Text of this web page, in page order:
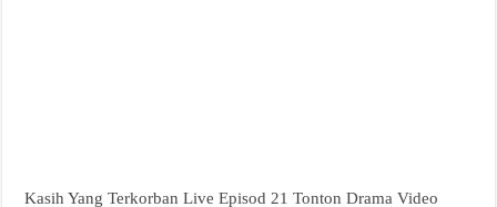
Kasih Yang Terkorban Live Episod 21 Tonton Drama Video